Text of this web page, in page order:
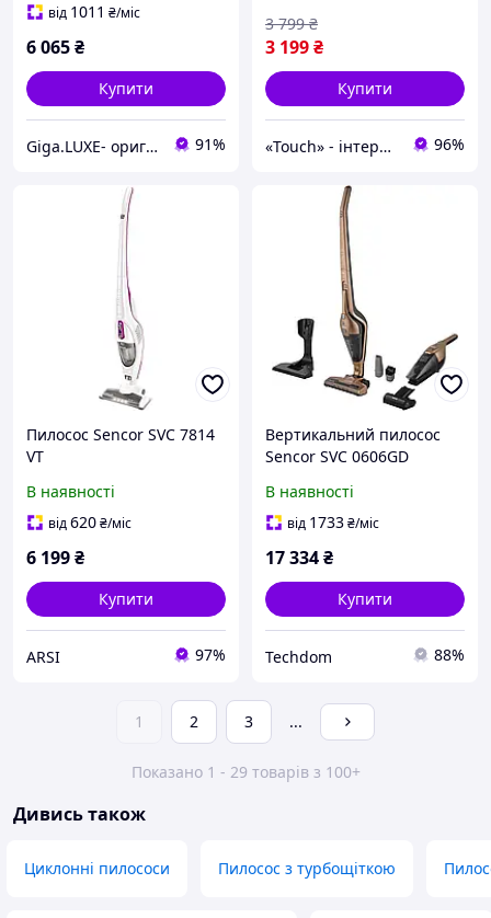
від 1011 ₴/міс
6 065₴
Купити
Giga.LUXE- оригінальна техніка 91%
3 199₴
3 799 ₴
Купити
«Touch» - інтернет-магазин електроніки та гаджетів 96%
Пилосос Sencor SVC 7814
VT
В наявності
від620₴/міс
6 199₴
Купити
ARSI 97%
Вертикальний пилосос
Sencor SVC 0606GD
В наявності
від 1733₴/міс
17 334₴
Купити
Techdom 88%
1 2 3 ...
Показано 1 - 29 товарів з 100+
Дивись також
Циклонні пилососи Пилосос з турбощіткою